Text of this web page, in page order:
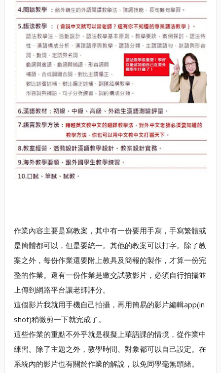
作業內容主要是寫教案，其中有一份要用手寫，手寫繁體或
是簡體都可以，但是要統一。其他的教案可以打字。除了教
案之外，每份作業還要附上教具及簡報的製作，才算一份完
整的作業。還有一份作業是繳交試教影片，必須自行拍攝並
上傳到網路平台讓老師評分。
這個影片我就用手機自己拍攝，再用簡易的影片編輯app(in
shot)稍微剪一下就完成了。
這些作業的重點不外乎就是模擬上華語課的情境，從作業中
練習。除了主題之外，教學時間、對象都可以自己設定。在
系統內的影片也有關於作業的解說，以免同學毫無頭緒。